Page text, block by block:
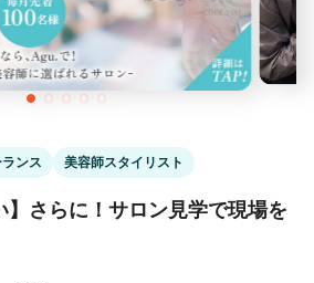
ンス 美容師スタイリスト
】さらに！サロン見学で現場を